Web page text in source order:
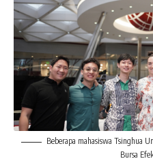
Beberapa mahasiswa Tsinghua
Bursa